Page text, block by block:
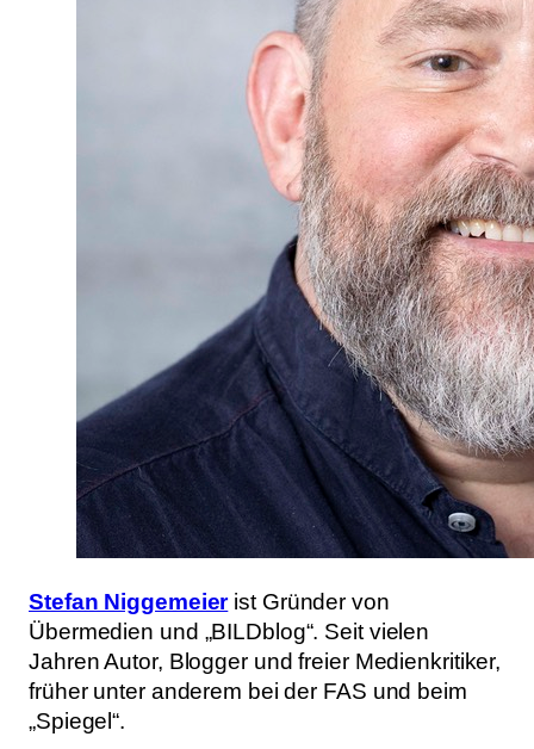
Stefan Niggemeierist Gründer von
Übermedien und „BILDblog“. Seit vielen
Jahren Autor, Blogger und freier Medienkritiker,
früher unter anderem bei der FAS und beim
„Spiegel“.